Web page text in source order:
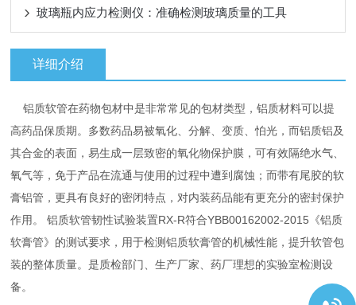
玻璃瓶内应力检测仪：准确检测玻璃质量的工具
详细介绍
铝质软管在药物包材中是非常常见的包材类型，铝质材料可以提
高药品保质期。多数药品易被氧化、分解、变质、怕光，而铝质铝及
其合金的表面，易生成一层致密的氧化物保护膜，可有效隔绝水气、
氧气等，免于产品在流通与使用的过程中遭到腐蚀；而带有尾胶的软
膏铝管，更具有良好的密闭特点，对内装药品能有更充分的密封保护
作用。 铝质软管韧性试验装置RX-R符合YBB00162002-2015《铝质
软膏管》的测试要求，用于检测铝质软膏管的机械性能，提升软管包
装的整体质量。是质检部门、生产厂家、药厂理想的实验室检测设
备。